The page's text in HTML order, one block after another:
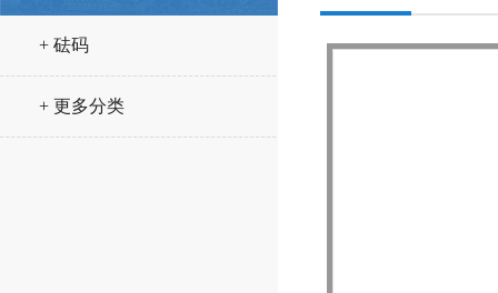
+ 砝码
+ 更多分类